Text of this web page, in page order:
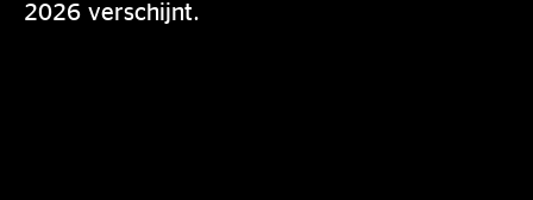
2026 verschijnt.